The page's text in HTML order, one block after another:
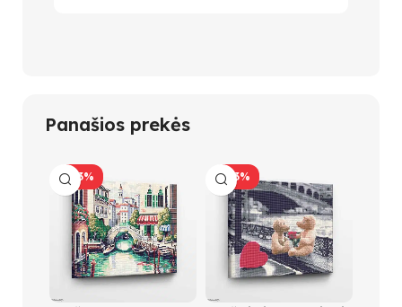
Panašios prekės
-23% -23%